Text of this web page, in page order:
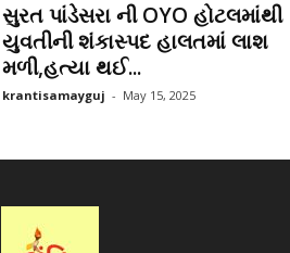
સુરત પાંડેસરા ની OYO હોટલમાંથી
યુવતીની શંકાસ્પદ હાલતમાં લાશ
મળી,હત્યા થઈ...
krantisamayguj - May 15, 2025